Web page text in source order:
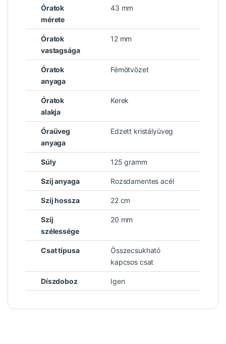
Óratok
mérete
43 mm
Óratok
vastagsága
12 mm
Óratok
anyaga
Fémötvözet
Óratok
alakja
Kerek
Óraüveg
anyaga
Edzett kristályüveg
Súly 125 gramm
Szíj anyaga Rozsdamentes acél
Szíj hossza 22 cm
Szíj
szélessége
20 mm
Csat típusa
Összecsukható
kapcsos csat
Díszdoboz Igen